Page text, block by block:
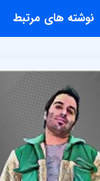
‫نوشته های مرتبط